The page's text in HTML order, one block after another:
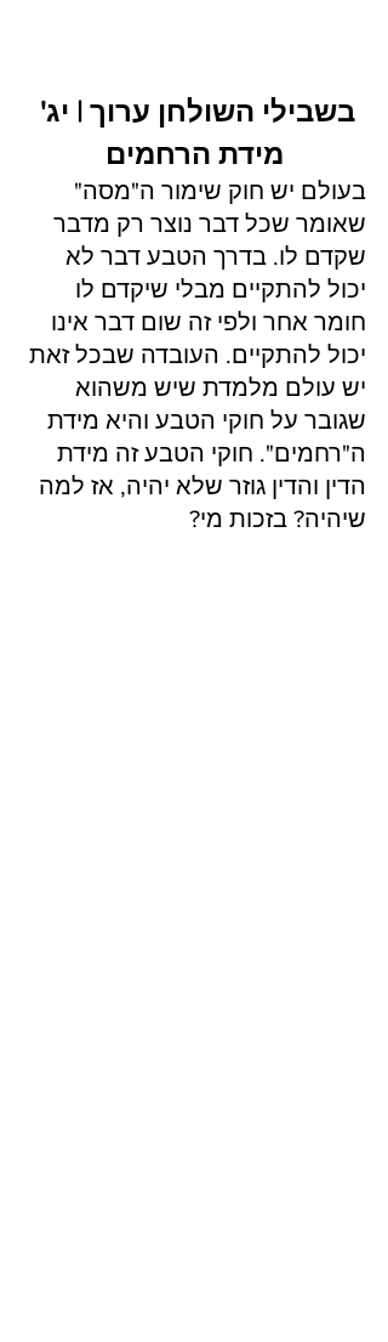
בשבילי השולחן ערוך | יג'
מידת הרחמים
בעולם יש חוק שימור ה"מסה"
שאומר שכל דבר נוצר רק מדבר
שקדם לו. בדרך הטבע דבר לא
יכול להתקיים מבלי שיקדם לו
חומר אחר ולפי זה שום דבר אינו
יכול להתקיים. העובדה שבכל זאת
יש עולם מלמדת שיש משהוא
שגובר על חוקי הטבע והיא מידת
ה"רחמים". חוקי הטבע זה מידת
הדין והדין גוזר שלא יהיה, אז למה
שיהיה? בזכות מי?